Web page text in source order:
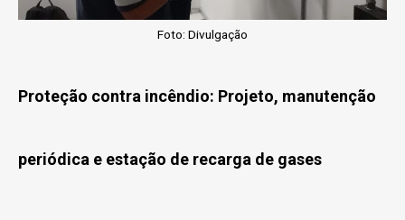
Foto: Divulgação
Proteção contra incêndio: Projeto, manutenção
periódica e estação de recarga de gases